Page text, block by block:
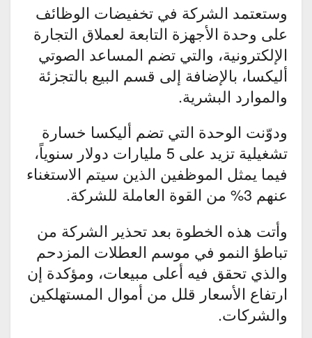
وستعتمد الشركة في تخفيضات الوظائف
على وحدة الأجهزة التابعة لعملاق التجارة
الإلكترونية، والتي تضم المساعد الصوتي
أليكسا، بالإضافة إلى قسم البيع بالتجزئة
والموارد البشرية.
ودوّنت الوحدة التي تضم أليكسا خسارة
تشغيلية تزيد على 5 مليارات دولار سنوياً،
فيما يمثل الموظفين الذين سيتم الاستغناء
عنهم 3% من القوة العاملة للشركة.
وأتت هذه الخطوة بعد تحذير الشركة من
تباطؤ النمو في موسم العطلات المزدحم
والذي تحقق فيه أعلى مبيعات، ومؤكدة إن
ارتفاع الأسعار قلل من أموال المستهلكين
والشركات.